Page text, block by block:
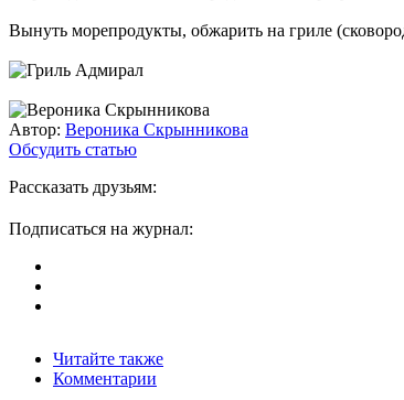
Вынуть морепродукты, обжарить на гриле
Автор: Вероника Скрынникова
Обсудить статью
Рассказать друзьям:
Подписаться на журнал:
Читайте также
Комментарии